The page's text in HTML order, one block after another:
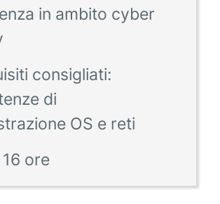
in ambito cyber
consigliati:
di
OS e reti
16 ore